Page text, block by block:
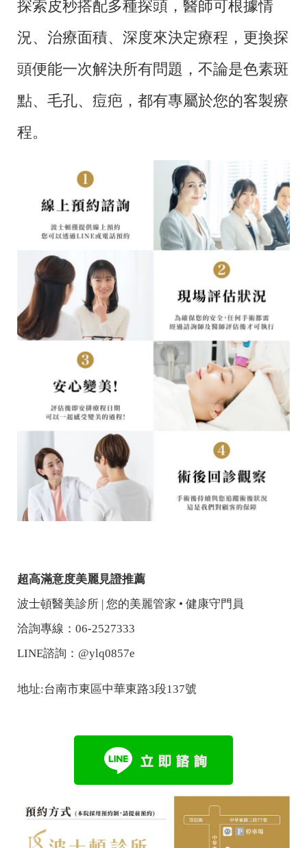
探索皮秒搭配多種探頭，醫師可根據情
況、治療面積、深度來決定療程，更換探
頭便能一次解決所有問題，不論是色素斑
點、毛孔、痘疤，都有專屬於您的客製療
程。
超高滿意度美麗見證推薦
波士頓醫美診所 | 您的美麗管家 • 健康守門員
洽詢專線：06-2527333
LINE諮詢：@ylq0857e
地址:台南市東區中華東路3段137號